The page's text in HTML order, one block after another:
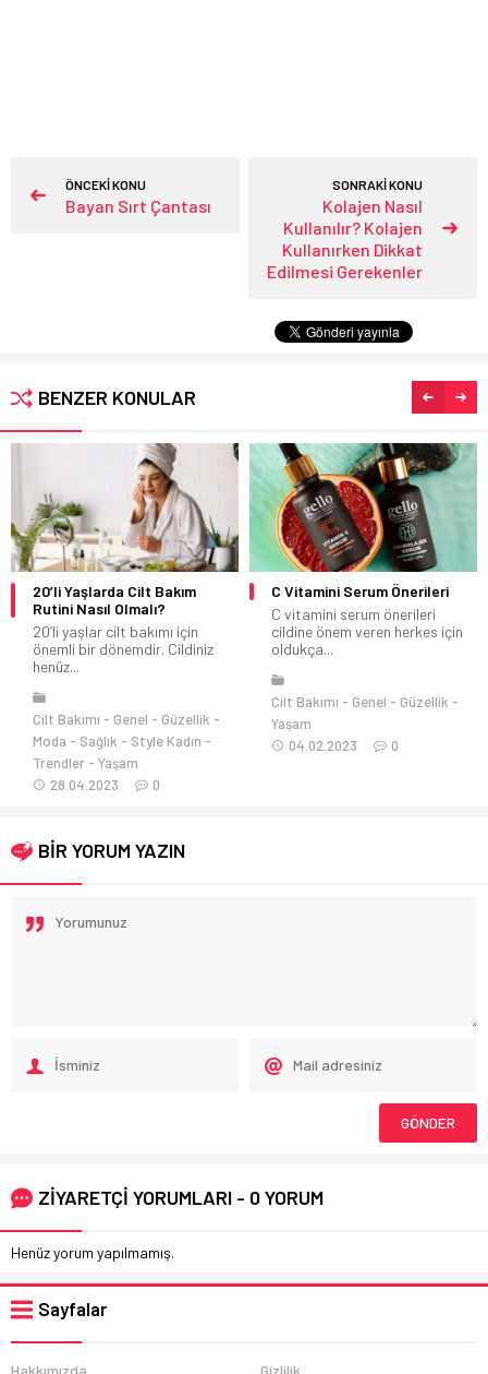
ÖNCEKİ KONU
Bayan Sırt Çantası
SONRAKİ KONU
Kolajen Nasıl
Kullanılır? Kolajen
Kullanırken Dikkat
Edilmesi Gerekenler
BENZER KONULAR
20’li Yaşlarda Cilt Bakım
Rutini Nasıl Olmalı?
20’li yaşlar cilt bakımı için
önemli bir dönemdir. Cildiniz
henüz...
Cilt Bakımı Genel
Güzellik
Moda
Sağlık
Style Kadın
Trendler
Yaşam
28.04.2023
0
C Vitamini Serum Önerileri
C vitamini serum önerileri
cildine önem veren herkes için
oldukça...
Cilt Bakımı Genel
Güzellik
Yaşam
04.02.2023
0
BİR YORUM YAZIN
ZİYARETÇİ YORUMLARI - 0 YORUM
Henüz yorum yapılmamış.
Sayfalar
Hakkımızda Gizlilik